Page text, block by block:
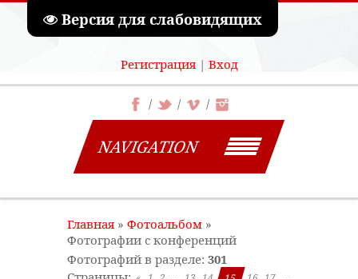
Версия для слабовидящих
Регистрация| Вход
NAVIGATION
Главная» Фотоальбом »
Фотографии с конференций
Фотографий в разделе: 301